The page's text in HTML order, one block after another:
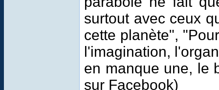
surtout avec ceux
cette planète",
l'imagination,
en manque une, le
sur Facebook)